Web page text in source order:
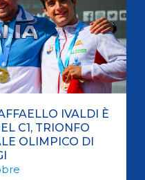
IVALDI È
C1, TRIONFO
OLIMPICO DI